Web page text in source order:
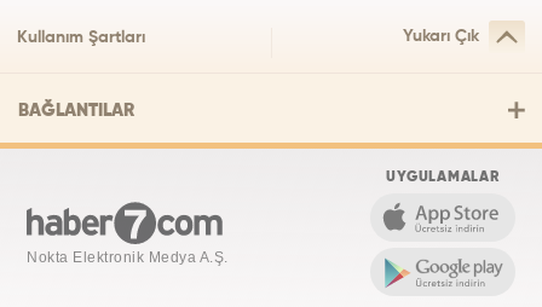
Kullanım Şartları Yukarı Çık
BAĞLANTILAR
Nokta Elektronik Medya A.Ş.
UYGULAMALAR